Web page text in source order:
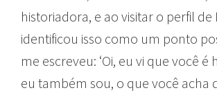
historiadora, e ao visitar o perfil de
identificou isso como um ponto
me escreveu: ‘Oi, eu vi que você é
eu também sou, o que você acha